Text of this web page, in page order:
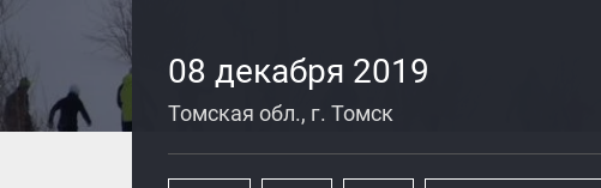
08 декабря 2019
Томская обл., г. Томск